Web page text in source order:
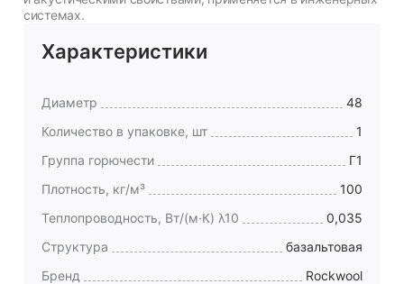
системах.
Характеристики
Диаметр
48
Количество в упаковке, шт
1
Группа горючести
Г1
Плотность, кг/м³
100
Теплопроводность, Вт/(м·К) λ10
0,035
Структура
базальтовая
Бренд
Rockwool